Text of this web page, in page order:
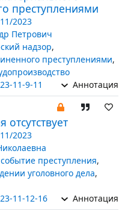
преступлениями
2023
Петрович
надзор,
преступлениями,
11-9-11 Аннотация
2023
событие преступления,
уголовного дела,
11-12-16 Аннотация